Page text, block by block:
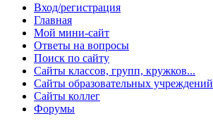
Вход/регистрация
Главная
Мой мини-сайт
Ответы на вопросы
Поиск по сайту
Сайты классов, групп, кружков...
Сайты образовательных учреждений
Сайты коллег
Форумы